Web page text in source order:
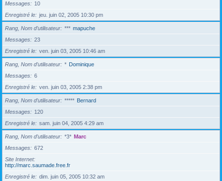
Messages
10
Enregistré le
jeu. juin 02, 2005 10:30 pm
Rang, Nom d’utilisateur *** mapuche
Messages
23
Enregistré le
ven. juin 03, 2005 10:46 am
Rang, Nom d’utilisateur * Dominique
Messages
6
Enregistré le
ven. juin 03, 2005 2:38 pm
Rang, Nom d’utilisateur ***** Bernard
Messages
120
Enregistré le
sam. juin 04, 2005 4:29 am
Rang, Nom d’utilisateur *3* Marc
Messages
672
Site Internet
http://marc.saumade.free.fr
Enregistré le
dim. juin 05, 2005 10:32 am